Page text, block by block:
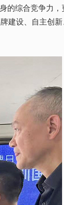
的综合竞争力，
建设、自主创新